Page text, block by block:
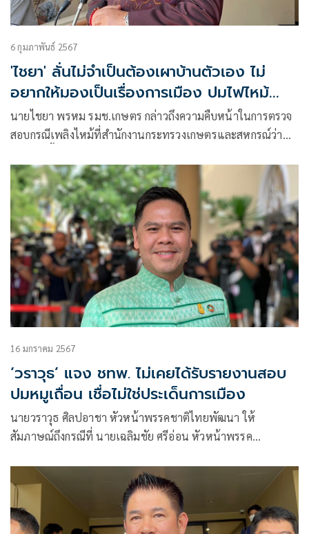
6 กุมภาพันธ์ 2567
'ไชยา' ลั่นไม่จำเป็นต้องเผาบ้านตัวเอง ไม่
อยากให้มองเป็นเรื่องการเมือง ปมไฟไหม้
ก.เกษตรฯ
นายไชยา พรหม รมช.เกษตร กล่าวถึงความคืบหน้าในการตรวจ
สอบกรณีเพลิงไหม้ที่สำนักงานกระทรวงเกษตรและสหกรณ์ว่า
พรหมเผ่า รัฐมนตรีว่าการกระทรวงเกษตรและสหกรณ์
16 มกราคม 2567
‘วราวุธ’ แจง ชทพ. ไม่เคยได้รับรายงานสอบ
ปมหมูเถื่อน เชื่อไม่ใช่ประเด็นการเมือง
นายวราวุธ ศิลปอาชา หัวหน้าพรรคชาติไทยพัฒนา ให้
สัมภาษณ์ถึงกรณีที่ นายเฉลิมชัย ศรีอ่อน หัวหน้าพรรค
พร้อมยืนยันว่ามอบหมายนายประภัตร โพธสุธน รมช.เกษตร
กำกับดูแลงานกรมปศุสัตว์